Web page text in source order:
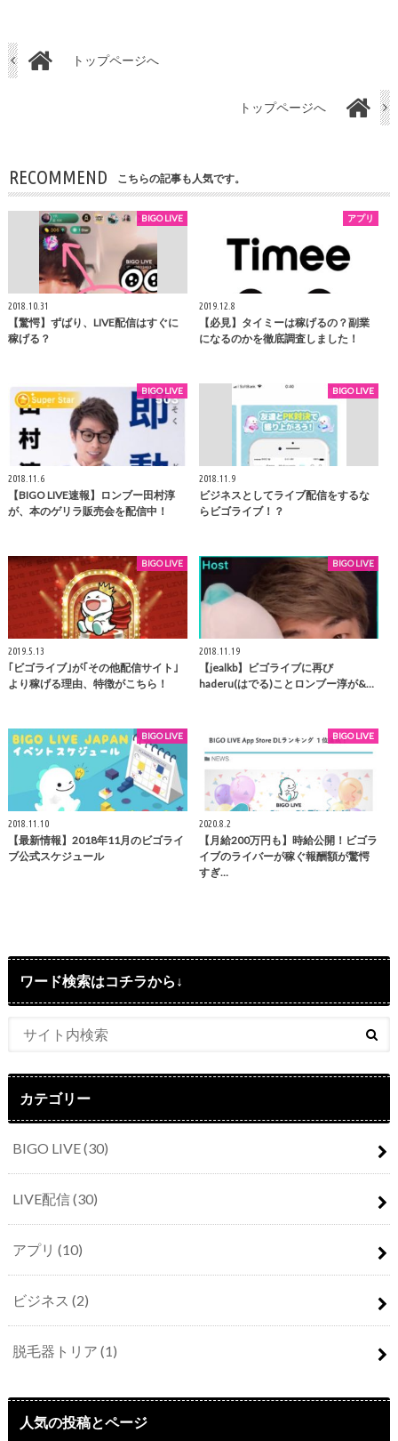
トップページへ
トップページへ
RECOMMEND こちらの記事も人気です。
BIGO LIVE
2018.10.31
【驚愕】ずばり、LIVE配信はすぐに
稼げる？
アプリ
2019.12.8
【必見】タイミーは稼げるの？副業
になるのかを徹底調査しました！
BIGO LIVE
2018.11.6
【BIGO LIVE速報】ロンブー田村淳
が、本のゲリラ販売会を配信中！
BIGO LIVE
2018.11.9
ビジネスとしてライブ配信をするな
らビゴライブ！？
BIGO LIVE
2019.5.13
｢ビゴライブ｣が｢その他配信サイト｣
より稼げる理由、特徴がこちら！
BIGO LIVE
2018.11.19
【jealkb】ビゴライブに再び
haderu(はでる)ことロンブー淳が&…
BIGO LIVE
2018.11.10
【最新情報】2018年11月のビゴライ
ブ公式スケジュール
BIGO LIVE
2020.8.2
【月給200万円も】時給公開！ビゴラ
イブのライバーが稼ぐ報酬額が驚愕
すぎ…
ワード検索はコチラから↓
カテゴリー
BIGO LIVE(30)
LIVE配信(30)
アプリ (10)
ビジネス (2)
脱毛器トリア (1)
人気の投稿とページ